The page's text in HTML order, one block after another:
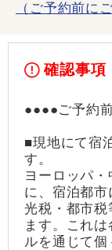
（ご予約前に
確認事項
●●●●ご予約
■現地にて宿
す。
ヨーロッパ
に、宿泊都
光税・都市税
ます。これ
ルを通じて